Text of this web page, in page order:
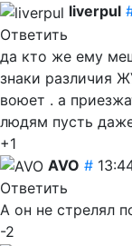
liverpul
Ответить
да кто же ему
знаки различия
воюет . а
людям пусть
+1
AVO #
Ответить
А он не стрелял
-2